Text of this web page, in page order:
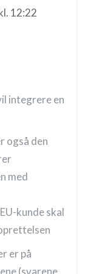
12:22
integrere en
også den
med
kunde skal
er på
(svarene